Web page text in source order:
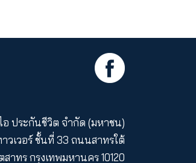
ายที่สินค้าและบริการนั้นอาจเสนอขา
บล่วงหน้า
าใช้งานได้ไม่ว่าจากสถานที่ใดๆ ก็ตา